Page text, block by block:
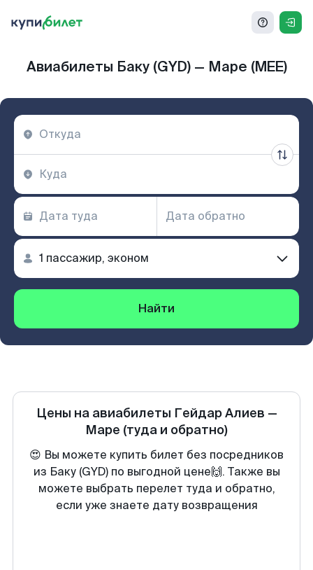
Авиабилеты Баку (GYD) — Маре (MEE)
Найти
Цены на авиабилеты Гейдар Алиев —
Маре (туда и обратно)
😍 Вы можете купить билет без посредников
из Баку (GYD) по выгодной цене🙌. Также вы
можете выбрать перелет туда и обратно,
если уже знаете дату возвращения